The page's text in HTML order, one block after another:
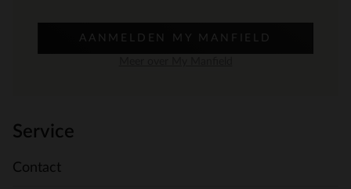
AANMELDEN MY MANFIELD
Service
Contact